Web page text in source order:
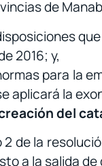
de
2016; y,
para la
aplicará la
del
2 de la
a la salida